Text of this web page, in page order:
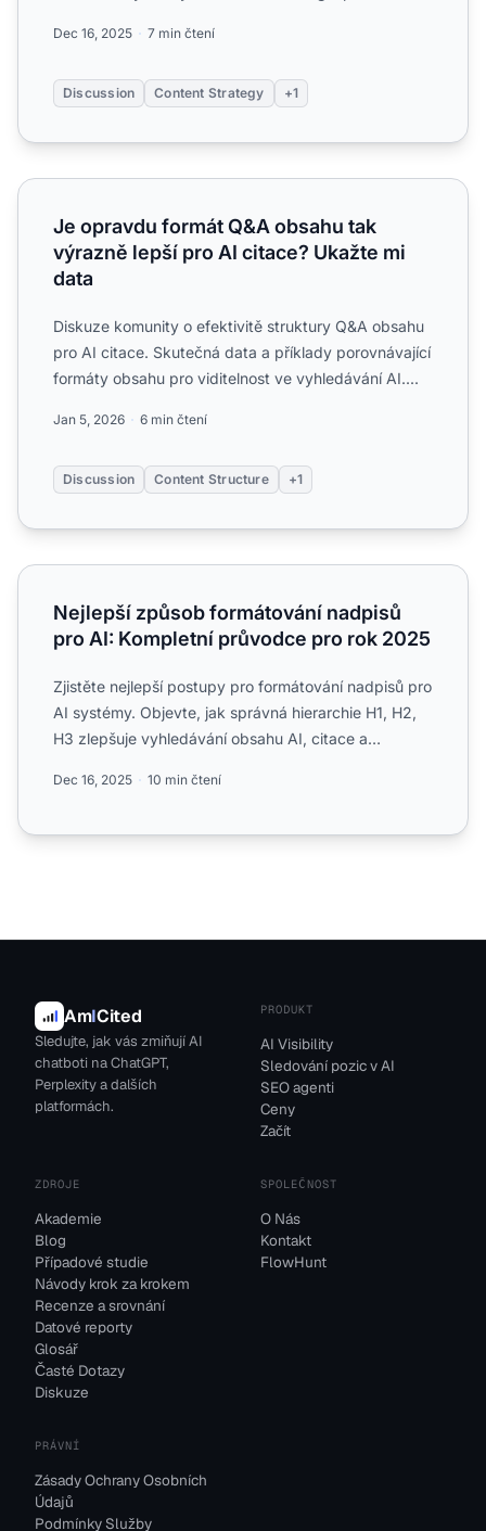
Dec 16, 2025 7 min čtení
Discussion Content Strategy +1
Je opravdu formát Q&A obsahu tak výrazně lepší pro AI
Je opravdu formát Q&A obsahu tak
výrazně lepší pro AI citace? Ukažte mi
data
Diskuze komunity o efektivitě struktury Q&A obsahu
pro AI citace. Skutečná data a příklady porovnávající
formáty obsahu pro viditelnost ve vyhledávání AI....
Jan 5, 2026 6 min čtení
Discussion Content Structure +1
Nejlepší způsob formátování nadpisů pro AI: Kompletní
Nejlepší způsob formátování nadpisů
pro AI: Kompletní průvodce pro rok 2025
Zjistěte nejlepší postupy pro formátování nadpisů pro
AI systémy. Objevte, jak správná hierarchie H1, H2,
H3 zlepšuje vyhledávání obsahu AI, citace a
Dec 16, 2025 10 min čtení
AmICited
Sledujte, jak vás zmiňují AI
chatboti na ChatGPT,
Perplexity a dalších
platformách.
PRODUKT
AI Visibility
Sledování pozic v AI
SEO agenti
Ceny
Začít
ZDROJE
Akademie
Blog
Případové studie
Návody krok za krokem
Recenze a srovnání
Datové reporty
Glosář
Časté Dotazy
Diskuze
SPOLEČNOST
O Nás
Kontakt
FlowHunt
PRÁVNÍ
Zásady Ochrany Osobních
Údajů
Podmínky Služby